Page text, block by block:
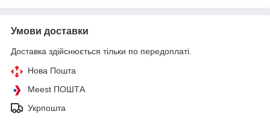
Умови доставки
Доставка здійснюється тільки по передоплаті.
Нова Пошта
Meest ПОШТА
Укрпошта